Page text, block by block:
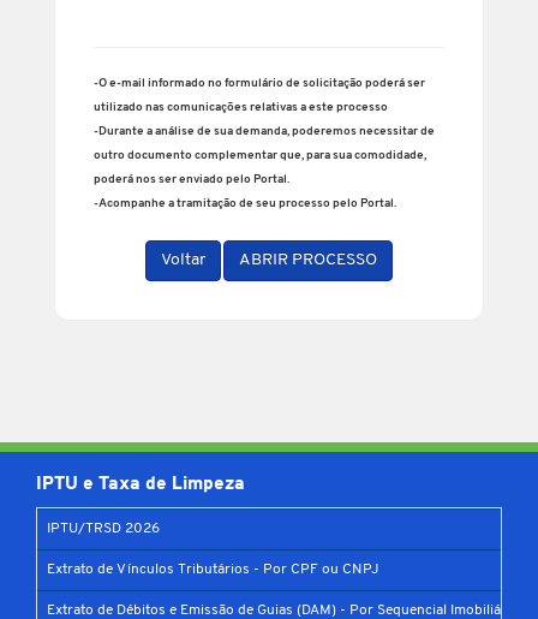
-O e-mail informado no formulário de solicitação poderá ser
utilizado nas comunicações relativas a este processo
-Durante a análise de sua demanda, poderemos necessitar de
outro documento complementar que, para sua comodidade,
poderá nos ser enviado pelo Portal.
-Acompanhe a tramitação de seu processo pelo Portal.
Voltar ABRIR PROCESSO
IPTU e Taxa de Limpeza
IPTU/TRSD 2026
Extrato de Vínculos Tributários - Por CPF ou CNPJ
Extrato de Débitos e Emissão de Guias (DAM) - Por Sequencial Imobiliário